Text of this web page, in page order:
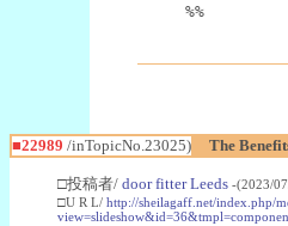
%%
■22989 /inTopicNo.23025) The
□投稿者/ door fitter Leeds -(2023/
□U R L/ http://sheilagaff.net/index.php/